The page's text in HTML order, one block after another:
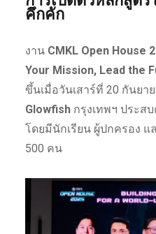
คึกคัก
งาน CMKL Open House
Your Mission, Lead the
ขึ้นเมื่อวันเสาร์ที่ 20 กันยา
Glowfishกรุงเทพฯ ประสบ
โดยมีนักเรียน ผู้ปกครอง แ
500 คน